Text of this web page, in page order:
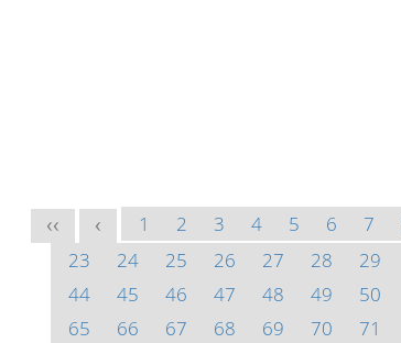
<< < 1 2 3 4 5 6 7
23
24 25 26 27 28 29
44
45 46 47 48 49 50
65
66 67 68 69 70 71